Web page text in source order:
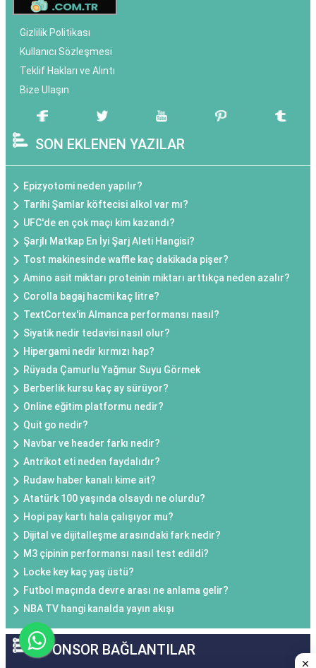
Gizlilik Politikası
Kullanıcı Sözleşmesi
Teklif Hakları ve Alıntı
Bize Ulaşın
SON EKLENEN YAZILAR
Epizyotomi neden yapılır?
Tarihi Şamlar köftecisi alkol var mı?
UFC'de en çok maçı kim kazandı?
Şarjlı Matkap En İyi Şarj Aleti Hangisi?
Tost makinesinde waffle kaç dakikada pişer?
Amino asit miktarı proteinin miktarı arttıkça neden azalır?
Corolla bagaj hacmi kaç litre?
TextCortex'in Almanca performansı nasıl?
Siyatik nedir tedavisi nasıl olur?
Hipergami nedir kırmızı hap?
Rüyada Çamurlu Yağmur Suyu Görmek
Berberlik kursu kaç ay sürüyor?
Online eğitim platformu nedir?
Quit go nedir?
Navbar ve header farkı nedir?
Antrikot eti neden faydalıdır?
Rudaw haber kanalı kime ait?
Atatürk 100 yaşında olsaydı ne olurdu?
Hopi pay kartı hala çalışıyor mu?
Dijital ve dijitalleşme arasındaki fark nedir?
M3 çipinin performansı nasıl test edildi?
Locke key kaç yaş üstü?
Futbol maçında devre arası ne anlama gelir?
NBA TV hangi kanalda yayın akışı
SPONSOR BAĞLANTILAR